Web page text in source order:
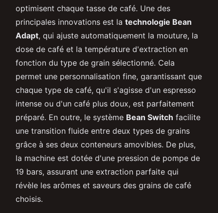
optimisent chaque tasse de café. Une des
principales innovations est la technologie Bean
Adapt, qui ajuste automatiquement la mouture, la
dose de café et la température d'extraction en
fonction du type de grain sélectionné. Cela
permet une personnalisation fine, garantissant que
chaque type de café, qu'il s'agisse d'un espresso
intense ou d'un café plus doux, est parfaitement
préparé. En outre, le système Bean Switch facilite
une transition fluide entre deux types de grains
grâce à ses deux conteneurs amovibles. De plus,
la machine est dotée d'une pression de pompe de
19 bars, assurant une extraction parfaite qui
révèle les arômes et saveurs des grains de café
choisis.